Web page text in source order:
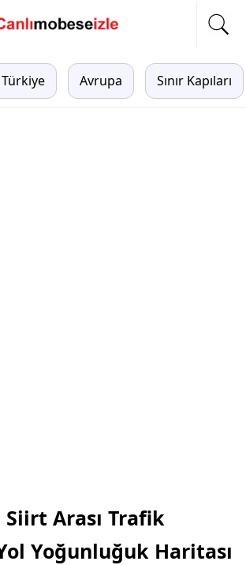
Türkiye Avrupa Sınır Kapıları
Arası Trafik
Yoğunluğuk Haritası